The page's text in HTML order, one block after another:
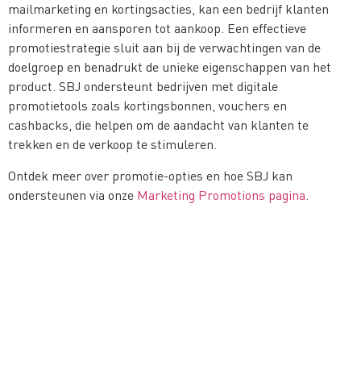
mailmarketing en kortingsacties, kan een bedrijf klanten
informeren en aansporen tot aankoop. Een effectieve
promotiestrategie sluit aan bij de verwachtingen van de
doelgroep en benadrukt de unieke eigenschappen van het
product. SBJ ondersteunt bedrijven met digitale
promotietools zoals kortingsbonnen, vouchers en
cashbacks, die helpen om de aandacht van klanten te
trekken en de verkoop te stimuleren.
Ontdek meer over promotie-opties en hoe SBJ kan
ondersteunen via onze Marketing Promotions pagina